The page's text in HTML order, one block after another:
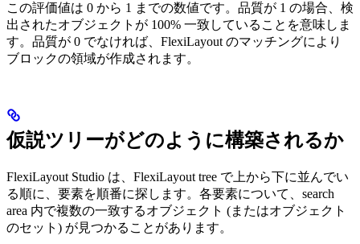
この評価値は 0 から 1 までの数値です。品質が 1 の場合、検
出されたオブジェクトが 100% 一致していることを意味しま
す。品質が 0 でなければ、FlexiLayout のマッチングにより
ブロックの領域が作成されます。
仮説ツリーがどのように構築されるか
FlexiLayout Studio は、FlexiLayout tree で上から下に並んでい
る順に、要素を順番に探します。各要素について、search
area 内で複数の一致するオブジェクト (またはオブジェクト
のセット) が見つかることがあります。